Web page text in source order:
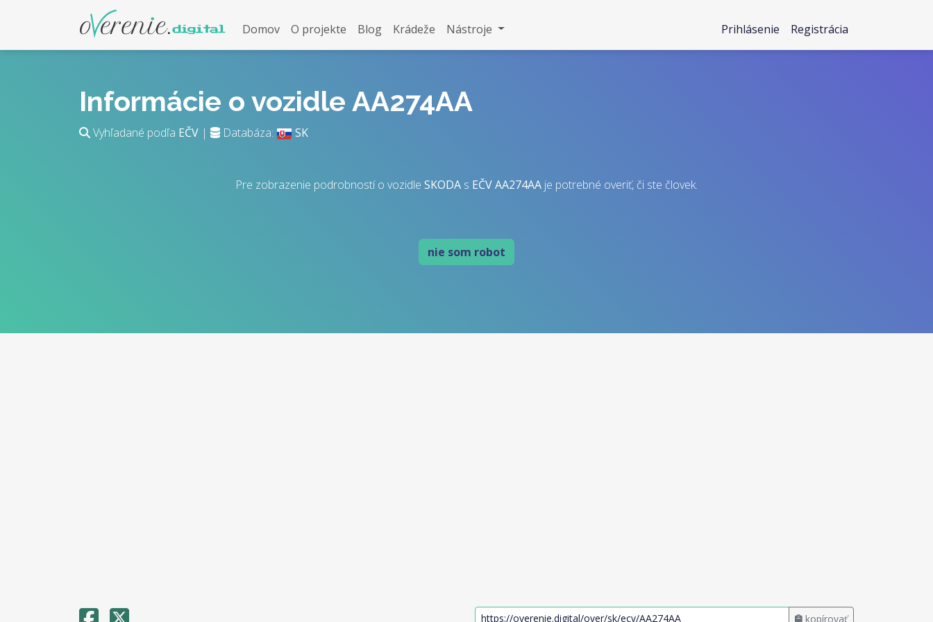
Domov O projekte Blog Krádeže Nástroje Prihlásenie Registrácia
Informácie o vozidle AA274AA
Vyhľadané podľa EČV | Databáza: SK
Pre zobrazenie podrobností o vozidle SKODA s EČVAA274AA je potrebné overiť, či ste človek.
nie som robot
kopírovať